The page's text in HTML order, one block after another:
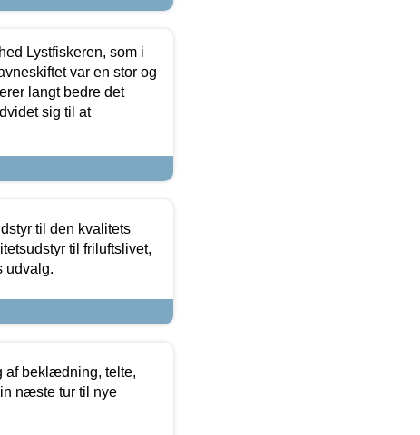
Lystfiskeren, som i
var en stor og
langt bedre det
sig til at
til den kvalitets
til friluftslivet,
udvalg.
af beklædning, telte,
næste tur til nye